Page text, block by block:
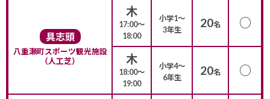
具志頭
八重瀬町スポーツ観光施設
（人工芝）
木
17:00〜
18:00
小学1〜
3年生
20名 ○
木
18:00〜
19:00
小学4〜
6年生
20名 ○